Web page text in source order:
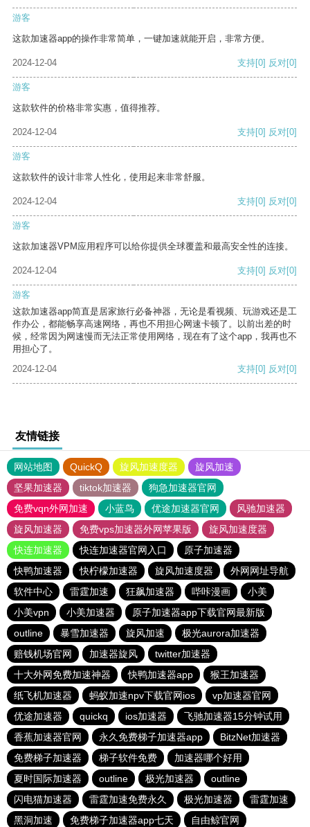
游客
这款加速器app的操作非常简单，一键加速就能开启，非常方便。
2024-12-04 支持[0] 反对[0]
游客
这款软件的价格非常实惠，值得推荐。
2024-12-04 支持[0] 反对[0]
游客
这款软件的设计非常人性化，使用起来非常舒服。
2024-12-04 支持[0] 反对[0]
游客
这款加速器VPM应用程序可以给你提供全球覆盖和最高安全性的连接。
2024-12-04 支持[0] 反对[0]
游客
这款加速器app简直是居家旅行必备神器，无论是看视频、玩游戏还是工
作办公，都能畅享高速网络，再也不用担心网速卡顿了。以前出差的时
候，经常因为网速慢而无法正常使用网络，现在有了这个app，我再也不
用担心了。
2024-12-04
支持[0] 反对[0]
友情链接
网站地图 QuickQ 旋风加速度器
旋风加速
坚果加速器
tiktok加速器
狗急加速器官网
免费vqn外网加速
小蓝鸟 优途加速器官网
风驰加速器
旋风加速器
免费vps加速器外网苹果版
旋风加速度器
快连加速器
快连加速器官网入口
原子加速器
快鸭加速器
快柠檬加速器 旋风加速度器
外网网址导航
软件中心
雷霆加速 狂飙加速器 哔咔漫画
小美
小美vpn
小美加速器
原子加速器app下载官网最新版
outline
暴雪加速器 旋风加速
极光aurora加速器
赔钱机场官网
加速器旋风
twitter加速器
十大外网免费加速神器
快鸭加速器app
猴王加速器
纸飞机加速器
蚂蚁加速npv下载官网ios
vp加速器官网
优途加速器
quickq ios加速器
飞驰加速器15分钟试用
香蕉加速器官网
永久免费梯子加速器app
BitzNet加速器
免费梯子加速器
梯子软件免费
加速器哪个好用
夏时国际加速器
outline 极光加速器
outline
闪电猫加速器
雷霆加速免费永久 极光加速器
雷霆加速
黑洞加速
免费梯子加速器app七天 自由鲸官网